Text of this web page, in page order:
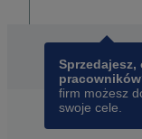
firm możesz
swoje cele.